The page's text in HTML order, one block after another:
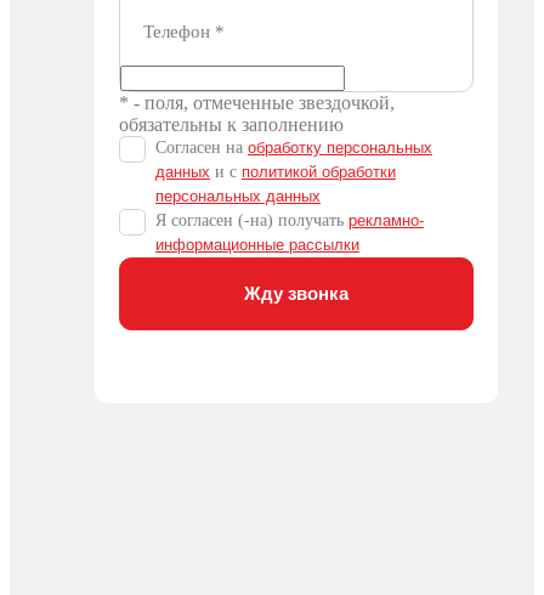
Телефон *
* - поля, отмеченные звездочкой,
обязательны к заполнению
Согласен на обработку персональных
данных и c политикой обработки
персональных данных
Я согласен (-на) получать рекламно-
информационные рассылки
Жду звонка